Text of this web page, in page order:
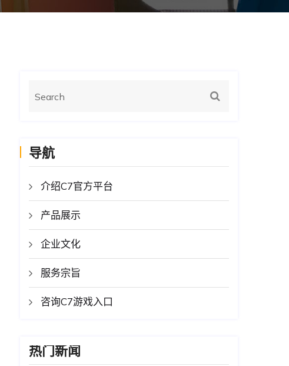
导航
介绍C7官方平台
产品展示
企业文化
服务宗旨
咨询C7游戏入口
热门新闻